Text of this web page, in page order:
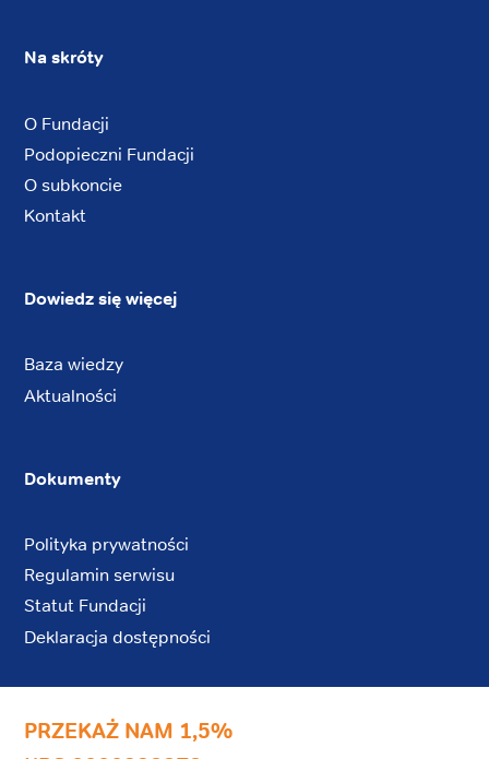
Na skróty
O Fundacji
Podopieczni Fundacji
O subkoncie
Kontakt
Dowiedz się więcej
Baza wiedzy
Aktualności
Dokumenty
Polityka prywatności
Regulamin serwisu
Statut Fundacji
Deklaracja dostępności
PRZEKAŻ NAM 1,5%